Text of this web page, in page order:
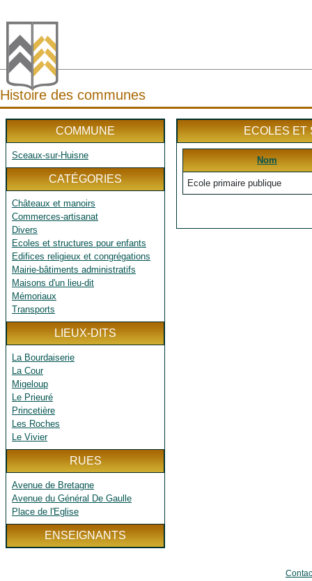
Histoire des communes
COMMUNE
Sceaux-sur-Huisne
CATÉGORIES
Châteaux et manoirs
Commerces-artisanat
Divers
Ecoles et structures pour enfants
Edifices religieux et congrégations
Mairie-bâtiments administratifs
Maisons d'un lieu-dit
Mémoriaux
Transports
LIEUX-DITS
La Bourdaiserie
La Cour
Migeloup
Le Prieuré
Princetière
Les Roches
Le Vivier
RUES
Avenue de Bretagne
Avenue du Général De Gaulle
Place de l'Eglise
ENSEIGNANTS
ECOLES ET
Nom
Ecole primaire publique